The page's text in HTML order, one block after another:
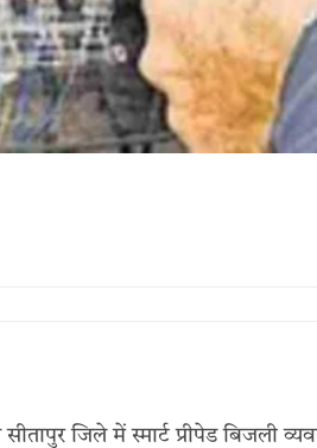
सीतापुर जिले में स्मार्ट प्रीपेड बिजली